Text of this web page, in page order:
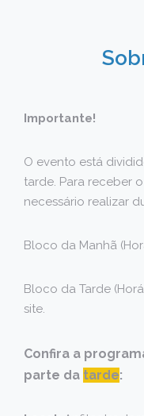
Importante!
O evento está
tarde. Para receber
necessário realizar
Bloco da Manhã
Bloco da Tarde
site.
Confira a
parte da tarde: